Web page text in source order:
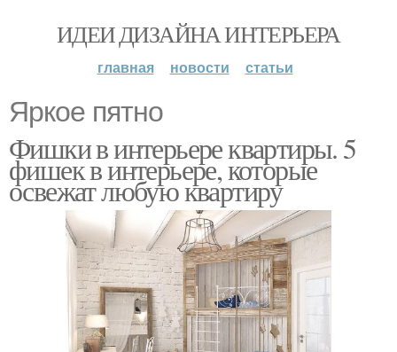
ИДЕИ ДИЗАЙНА ИНТЕРЬЕРА
главная новости статьи
Яркое пятно
Фишки в интерьере квартиры. 5
фишек в интерьере, которые
освежат любую квартиру